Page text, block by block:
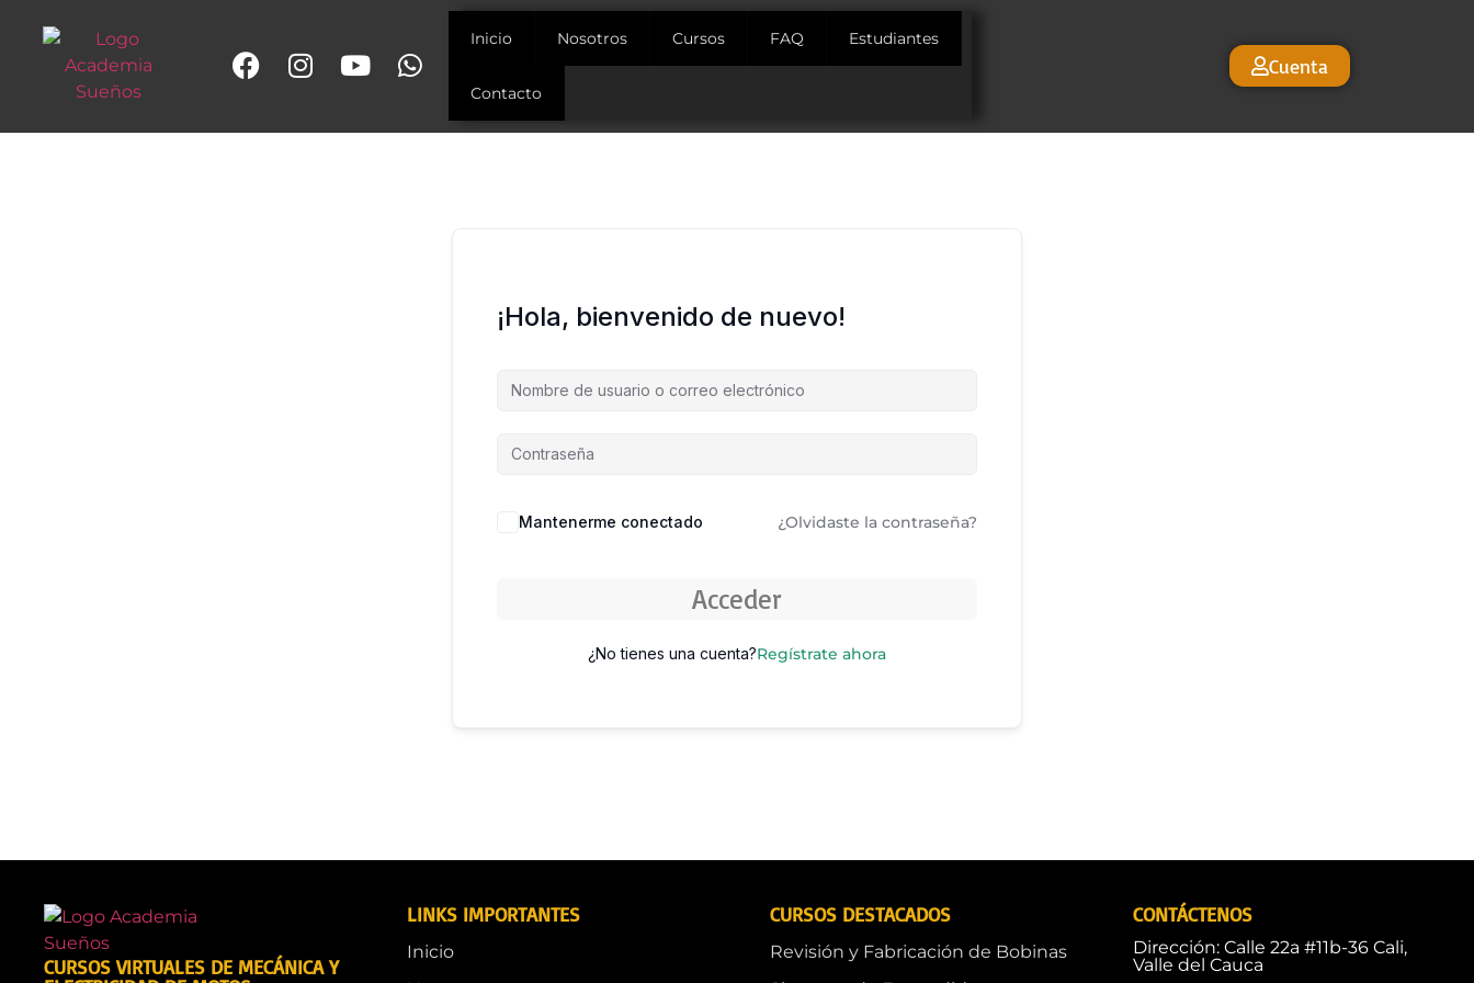
Inicio Nosotros Cursos FAQ Estudiantes
Contacto
Cuenta
¡Hola, bienvenido de nuevo!
Mantenerme conectado ¿Olvidaste la contraseña?
Acceder
¿No tienes una cuenta?Regístrate ahora
CURSOS VIRTUALES DE MECÁNICA Y
LINKS IMPORTANTES
Inicio
CURSOS DESTACADOS
Revisión y Fabricación de Bobinas
CONTÁCTENOS
Dirección: Calle 22a #11b-36 Cali,
Valle del Cauca